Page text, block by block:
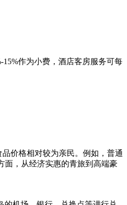
作为小费，酒店客房服务可每
价格相对较为亲民。例如，普通
面，从经济实惠的青旅到高端豪